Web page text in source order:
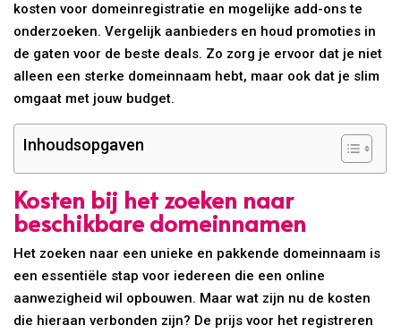
kosten voor domeinregistratie en mogelijke add-ons te
onderzoeken. Vergelijk aanbieders en houd promoties in
de gaten voor de beste deals. Zo zorg je ervoor dat je niet
alleen een sterke domeinnaam hebt, maar ook dat je slim
omgaat met jouw budget.
Inhoudsopgaven
Kosten bij het zoeken naar
beschikbare domeinnamen
Het zoeken naar een unieke en pakkende domeinnaam is
een essentiële stap voor iedereen die een online
aanwezigheid wil opbouwen. Maar wat zijn nu de kosten
die hieraan verbonden zijn? De prijs voor het registreren